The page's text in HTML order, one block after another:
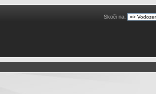
Skoči na: